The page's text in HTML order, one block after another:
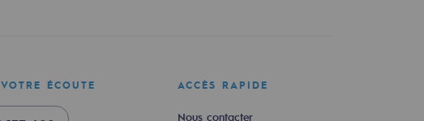
ÉCOUTE ACCÈS RAPIDE
Nous contacter